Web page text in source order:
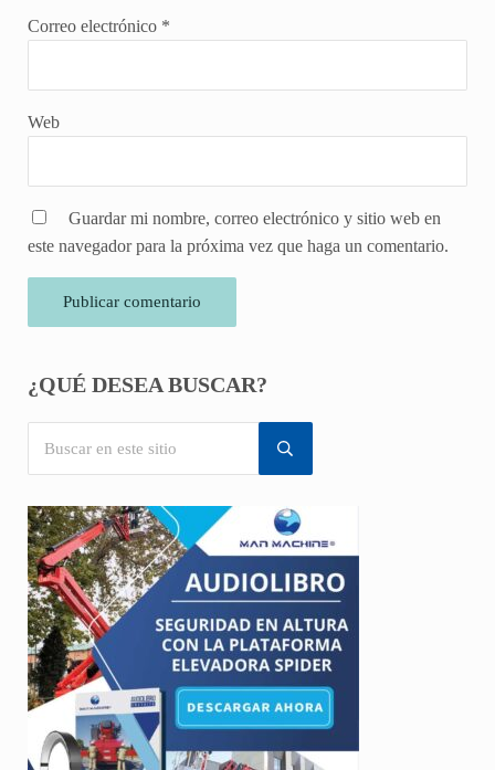
Correo electrónico *
Web
Guardar mi nombre, correo electrónico y sitio web en
este navegador para la próxima vez que haga un comentario.
Sidebar
¿QUÉ DESEA BUSCAR?
Submit search